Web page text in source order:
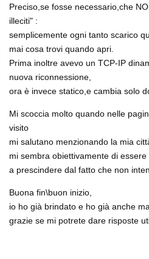
Preciso,se fosse necessario,che
illeciti" :
semplicemente ogni tanto scarico
mai cosa trovi quando apri.
Prima inoltre avevo un TCP-IP
nuova riconnessione,
ora è invece statico,e cambia solo
Mi scoccia molto quando nelle
visito
mi salutano menzionando la mia
mi sembra obiettivamente di essere
a prescindere dal fatto che non
Buona fin\buon inizio,
io ho già brindato e ho già anche
grazie se mi potrete dare risposte